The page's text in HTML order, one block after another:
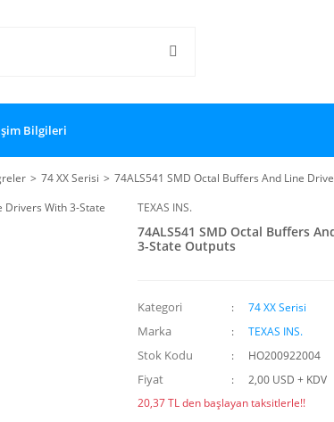
Bilgileri
74 XX Serisi
74ALS541 SMD Octal Buffers And Line
TEXAS INS.
74ALS541 SMD Octal Buffers
3-State Outputs
Kategori 74 XX Serisi
Marka TEXAS INS.
Stok Kodu HO200922004
Fiyat
2,00 USD + KDV
20,37 TL den başlayan taksitlerle!!